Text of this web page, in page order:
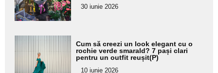
subtitlu
30 iunie 2026
Adaugă
aici textul
pentru
Cum să creezi un look elegant cu o
rochie verde smarald? 7 pași clari
pentru un outfit reușit(P)
10 iunie 2026